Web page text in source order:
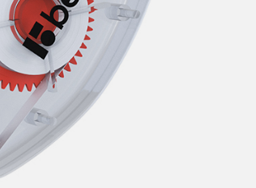
Бумажная
продукция